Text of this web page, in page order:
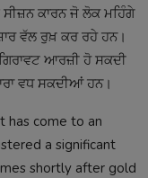
ਕਾਰਨ ਜੋ ਲੋਕ ਮਹਿੰਗੇ
ਵੱਲ ਰੁਖ਼ ਕਰ ਰਹੇ ਹਨ।
ਗਿਰਾਵਟ ਆਰਜ਼ੀ ਹੋ ਸਕਦੀ
ਵਧ ਸਕਦੀਆਂ ਹਨ।
has come to an
a significant
shortly after gold